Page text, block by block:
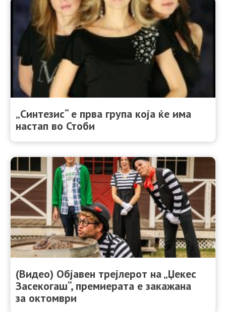
„Синтезис“ е прва група која ќе има
настап во Стоби
(Видео) Објавен трејлерот на „Џекес
Засекогаш“, премиерата е закажана
за октомври